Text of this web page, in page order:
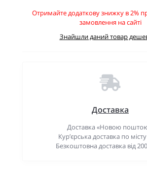
Отримайте додаткову знижку в 2%
замовлення на сайті
Знайшли даний товар
Доставка
Доставка «Новою
Кур’єрська доставка по
Безкоштовна доставка від